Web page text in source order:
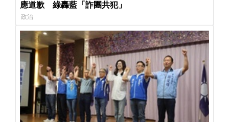
應道歉 綠轟藍「詐團共犯」
政治